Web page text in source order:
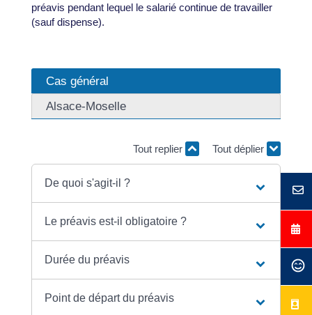
préavis pendant lequel le salarié continue de travailler
(sauf dispense).
Cas général
Alsace-Moselle
Tout replier Tout déplier
De quoi s'agit-il ?
Le préavis est-il obligatoire ?
Durée du préavis
Point de départ du préavis